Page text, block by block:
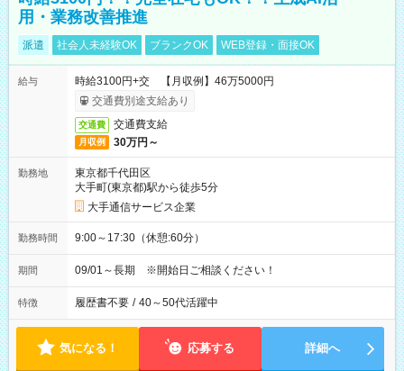
用・業務改善推進
派遣 社会人未経験OK ブランクOK WEB登録・面接OK
給与
時給3100円+交 【月収例】46万5000円
交通費別途支給あり
交通費 交通費支給
月収例 30万円～
勤務地
東京都千代田区
大手町(東京都)駅から徒歩5分
大手通信サービス企業
勤務時間 9:00～17:30（休憩:60分）
期間 09/01～長期 ※開始日ご相談ください！
特徴 履歴書不要 / 40～50代活躍中
気になる！ 応募する 詳細へ